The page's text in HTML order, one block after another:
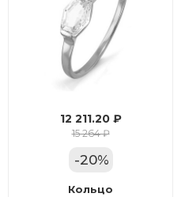
12 211.20 ₽
15 264 ₽
-20%
Кольцо